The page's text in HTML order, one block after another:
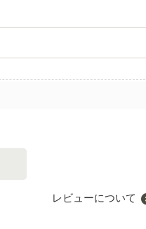
レビューについて